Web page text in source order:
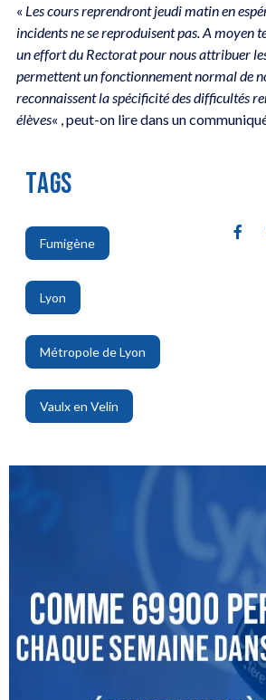
« Les cours reprendront jeudi matin en
incidents ne se reproduisent pas. A moyen
un effort du Rectorat pour nous attribuer
permettent un fonctionnement normal de
reconnaissent la spécificité des difficultés
élèves« , peut-on lire dans un
TAGS
Fumigène
,
Lyon
,
Métropole de Lyon
,
Vaulx en Velin